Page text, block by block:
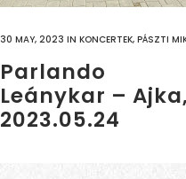
30 MAY, 2023 IN KONCERTEK, PÁSZTI
Parlando
Leánykar – Ajka,
2023.05.24